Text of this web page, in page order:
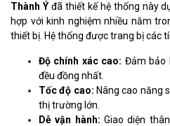
Thành Ýđã thiết kế hệ thống này
hợp với kinh nghiệm nhiều năm
thiết bị. Hệ thống được trang bị các
Độ chính xác cao: Đảm bảo
đều đồng nhất.
Tốc độ cao: Nâng cao năng
thị trường lớn.
Dễ vận hành: Giao diện